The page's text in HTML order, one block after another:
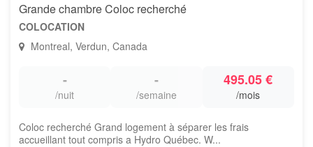
Grande chambre Coloc recherché
COLOCATION
Montreal, Verdun, Canada
-
/nuit
-
/semaine
495.05 €
/mois
Coloc recherché Grand logement à séparer les frais
accueillant tout compris a Hydro Québec. W...